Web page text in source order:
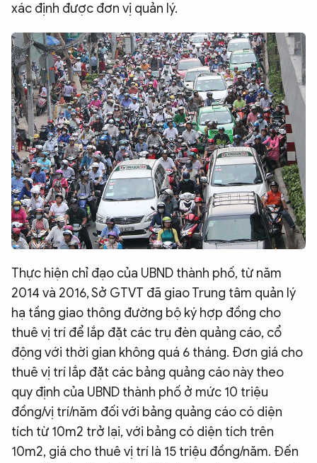
xác định được đơn vị quản lý.
Thực hiện chỉ đạo của UBND thành phố, từ năm
2014 và 2016, Sở GTVT đã giao Trung tâm quản lý
hạ tầng giao thông đường bộ ký hợp đồng cho
thuê vị trí để lắp đặt các trụ đèn quảng cáo, cổ
động với thời gian không quá 6 tháng. Đơn giá cho
thuê vị trí lắp đặt các bảng quảng cáo này theo
quy định của UBND thành phố ở mức 10 triệu
đồng/vị trí/năm đối với bảng quảng cáo có diện
tích từ 10m2 trở lại, với bảng có diện tích trên
10m2, giá cho thuê vị trí là 15 triệu đồng/năm. Đến